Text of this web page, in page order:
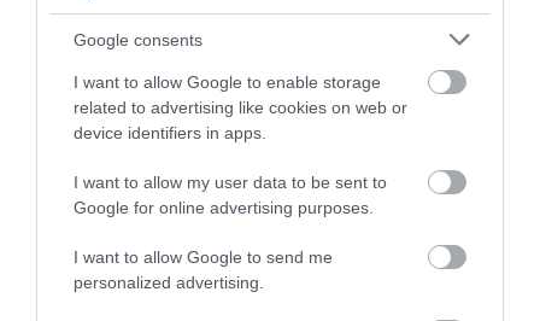
Google consents
I want to allow Google to enable storage
related to advertising like cookies on web or
device identifiers in apps.
I want to allow my user data to be sent to
Google for online advertising purposes.
I want to allow Google to send me
personalized advertising.